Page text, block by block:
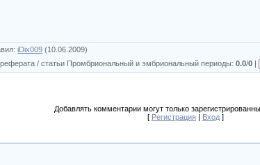
: iDix009 (10.06.2009)
реферата / статьи Промбриональный и эмбриональный периоды: 0.0/0 |
Добавлять комментарии могут только
[ Регистрация | Вход ]